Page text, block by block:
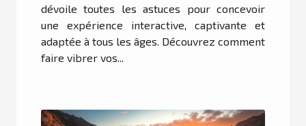
dévoile toutes les astuces pour concevoir
une expérience interactive, captivante et
adaptée à tous les âges. Découvrez comment
faire vibrer vos...